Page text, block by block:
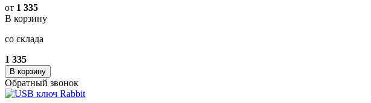
от 1 335
В корзину
со склада
1 335
В корзину
Обратный звонок